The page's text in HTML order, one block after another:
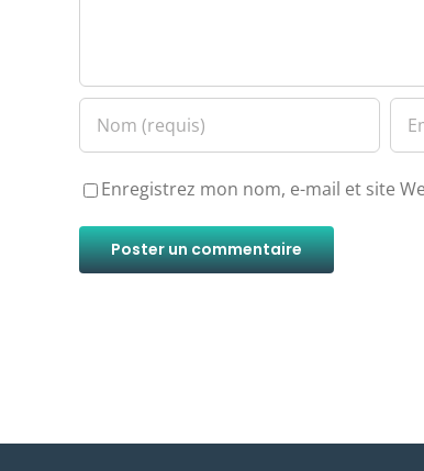
Enregistrez mon nom, e-mail et site